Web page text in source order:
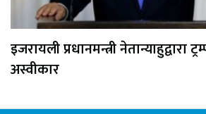
इजरायली प्रधानमन्त्री नेतान्याहुद्वारा
अस्वीकार